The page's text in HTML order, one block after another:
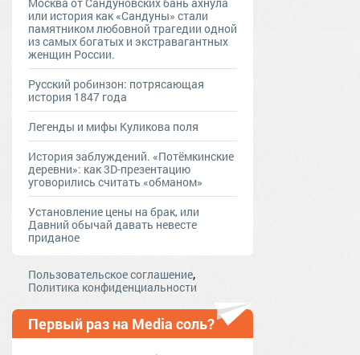
или история как «Сандуны» стали
памятником любовной трагедии одной
из самых богатых и экстравагантных
женщин России.
Русский робинзон: потрясающая
история 1847 года
Легенды и мифы Куликова поля
История заблуждений. «Потёмкинские
деревни»: как 3D-презентацию
уговорились считать «обманом»
Установление цены на брак, или
Давний обычай давать невесте
приданое
Пользовательское соглашение,
Политика конфиденциальности
Первый раз на Media соль?